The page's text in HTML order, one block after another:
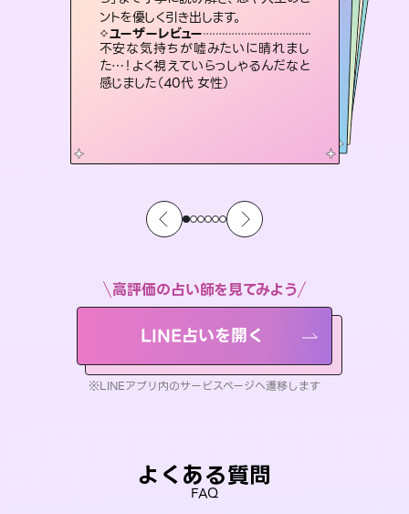
ントを優しく引き出します。
ユーザーレビュー
不安な気持ちが嘘みたいに晴れまし
た…！よく視えていらっしゃるんだなと
感じました（40代 女性）
紐解き、背中をそっと押して導きます。
ユーザーレビュー
安心感のあり、言い切ってくれる所や濁
さない鑑定のおかげで、毎回自分の気
持ちを整えられます（30代 男性）
体的な対策をお伝えします。
ユーザーレビュー
複雑な背景もしっかり聞いて鑑定して
いただけました。気持ちが楽になりまし
た（50代 女性）
恋愛のお悩みの中でも特に「曖昧な関係」の相談を得意としており、友達以上恋人未満なお相手との今後や本音を丁寧に読み解き恋愛成就へと導きます。
ユーザーレビュー
鑑定していただいてアドバイス通りに行
動すると仲が復活してきました。ありが
とうございました（40代 女性）
ユーザーレビュー
職場の人の性質や人間関係、本心など
本当によく視えていてびっくり。対策が
打てて前向きになれます（40代）
い未来をサポートします。
ユーザーレビュー
とても心温まる鑑定でした。しかもこち
らは何も言っていないのに視えていらっ
しゃるんだなと驚きです（30代女性）
高評価の占い師を見てみよう
LINE占いを開く
※LINEアプリ内のサービスページへ遷移します
よくある質問
FAQ